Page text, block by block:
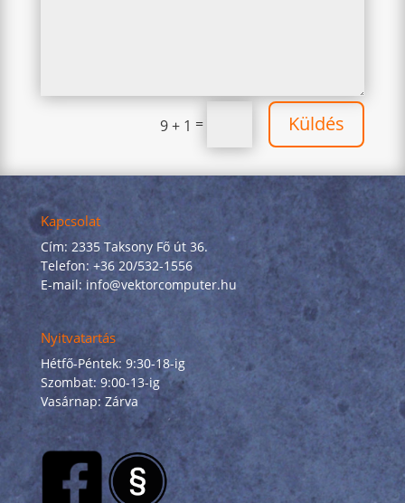
9 + 1 = Küldés
Kapcsolat
Cím: 2335 Taksony Fő út 36.
Telefon: +36 20/532-1556
E-mail: info@vektorcomputer.hu
Nyitvatartás
Hétfő-Péntek: 9:30-18-ig
Szombat: 9:00-13-ig
Vasárnap: Zárva